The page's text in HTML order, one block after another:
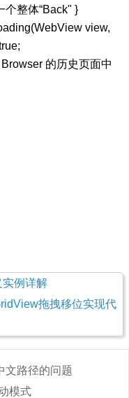
个整体“Back" }
view,
的历史页面中
例详解
拖拽移位实现代
文路径的问题
模式